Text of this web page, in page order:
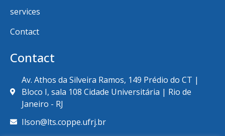
services
Contact
Contact
Av. Athos da Silveira Ramos, 149 Prédio do CT |
Bloco I, sala 108 Cidade Universitária | Rio de
Janeiro - RJ
Ilson@lts.coppe.ufrj.br